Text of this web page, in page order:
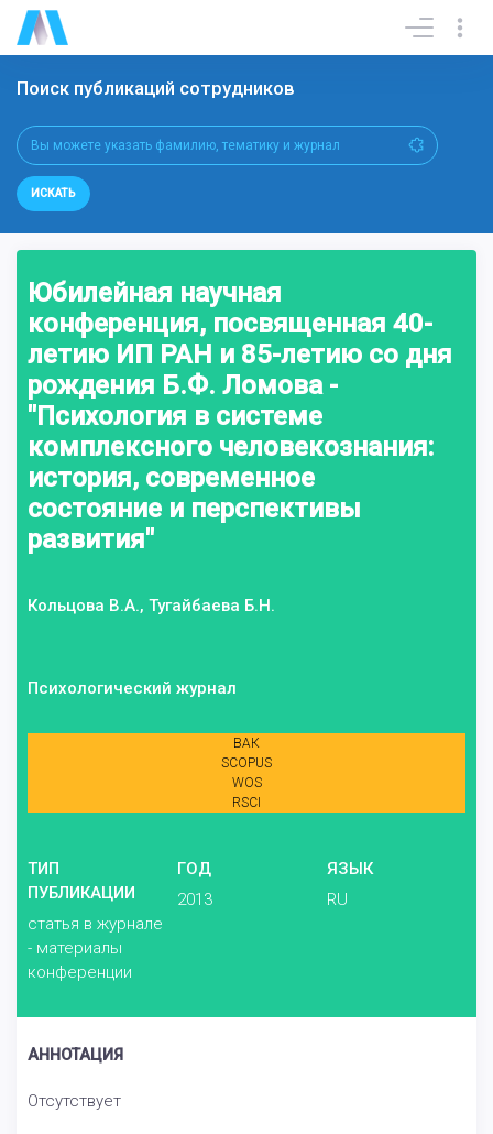
Поиск публикаций сотрудников
ИСКАТЬ
Юбилейная научная
конференция, посвященная 40-
летию ИП РАН и 85-летию со дня
рождения Б.Ф. Ломова -
"Психология в системе
комплексного человекознания:
история, современное
состояние и перспективы
развития"
Кольцова В.А., Тугайбаева Б.Н.
Психологический журнал
ВАК
SCOPUS
WOS
RSCI
ТИП
ПУБЛИКАЦИИ
статья в журнале
- материалы
конференции
ГОД
2013
ЯЗЫК
RU
АННОТАЦИЯ
Отсутствует